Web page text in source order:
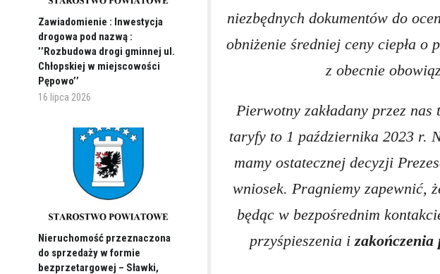
Zawiadomienie : Inwestycja
drogowa pod nazwą :
’’Rozbudowa drogi gminnej ul.
Chłopskiej w miejscowości
Pępowo’’
16 lipca 2026
Nieruchomość przeznaczona
do sprzedaży w formie
bezprzetargowej – Sławki,
niezbędnych dokumentów do
obniżenie średniej ceny ciepła o
z obecnie
Pierwotny zakładany przez
taryfy to 1 października 2023 r.
mamy ostatecznej decyzji
wniosek. Pragniemy zapewnić,
będąc w bezpośrednim
przyśpieszenia i